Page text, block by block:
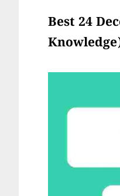
Best 24